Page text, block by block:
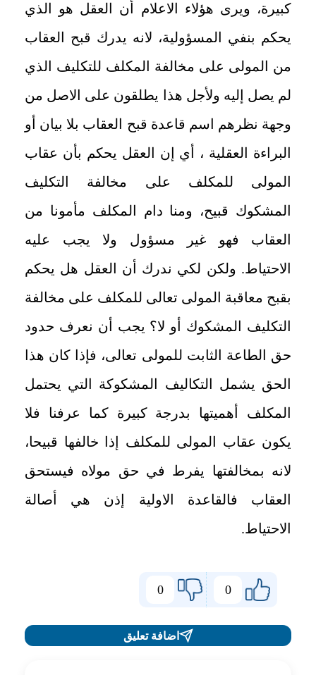
كبيرة، ويرى هؤلاء الاعلام أن العقل هو الذي
يحكم بنفي المسؤولية، لانه يدرك قبح العقاب
من المولى على مخالفة المكلف للتكليف الذي
لم يصل إليه ولأجل هذا يطلقون على الاصل من
وجهة نظرهم اسم قاعدة قبح العقاب بلا بيان أو
البراءة العقلية ، أي إن العقل يحكم بأن عقاب
المولى للمكلف على مخالفة التكليف
المشكوك قبيح، ومنا دام المكلف مأمونا من
العقاب فهو غير مسؤول ولا يجب عليه
الاحتياط. ولكن لكي ندرك أن العقل هل يحكم
بقبح معاقبة المولى تعالى للمكلف على مخالفة
التكليف المشكوك أو لا؟ يجب أن نعرف حدود
حق الطاعة الثابت للمولى تعالى، فإذا كان هذا
الحق يشمل التكاليف المشكوكة التي يحتمل
المكلف أهميتها بدرجة كبيرة كما عرفنا فلا
يكون عقاب المولى للمكلف إذا خالفها قبيحا،
لانه بمخالفتها يفرط في حق مولاه فيستحق
العقاب فالقاعدة الاولية إذن هي أصالة
الاحتياط.
0
0
اضافة تعليق